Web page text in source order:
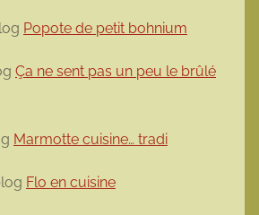
Popote de petit bohnium
Ça ne sent pas un peu le brûlé
Marmotte cuisine… tradi
Flo en cuisine